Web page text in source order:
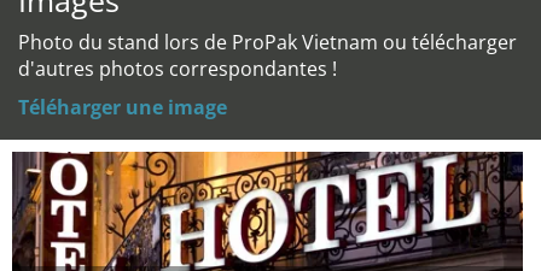
Photo du stand lors de ProPak Vietnam ou télécharger
d'autres photos correspondantes !
Téléharger une image